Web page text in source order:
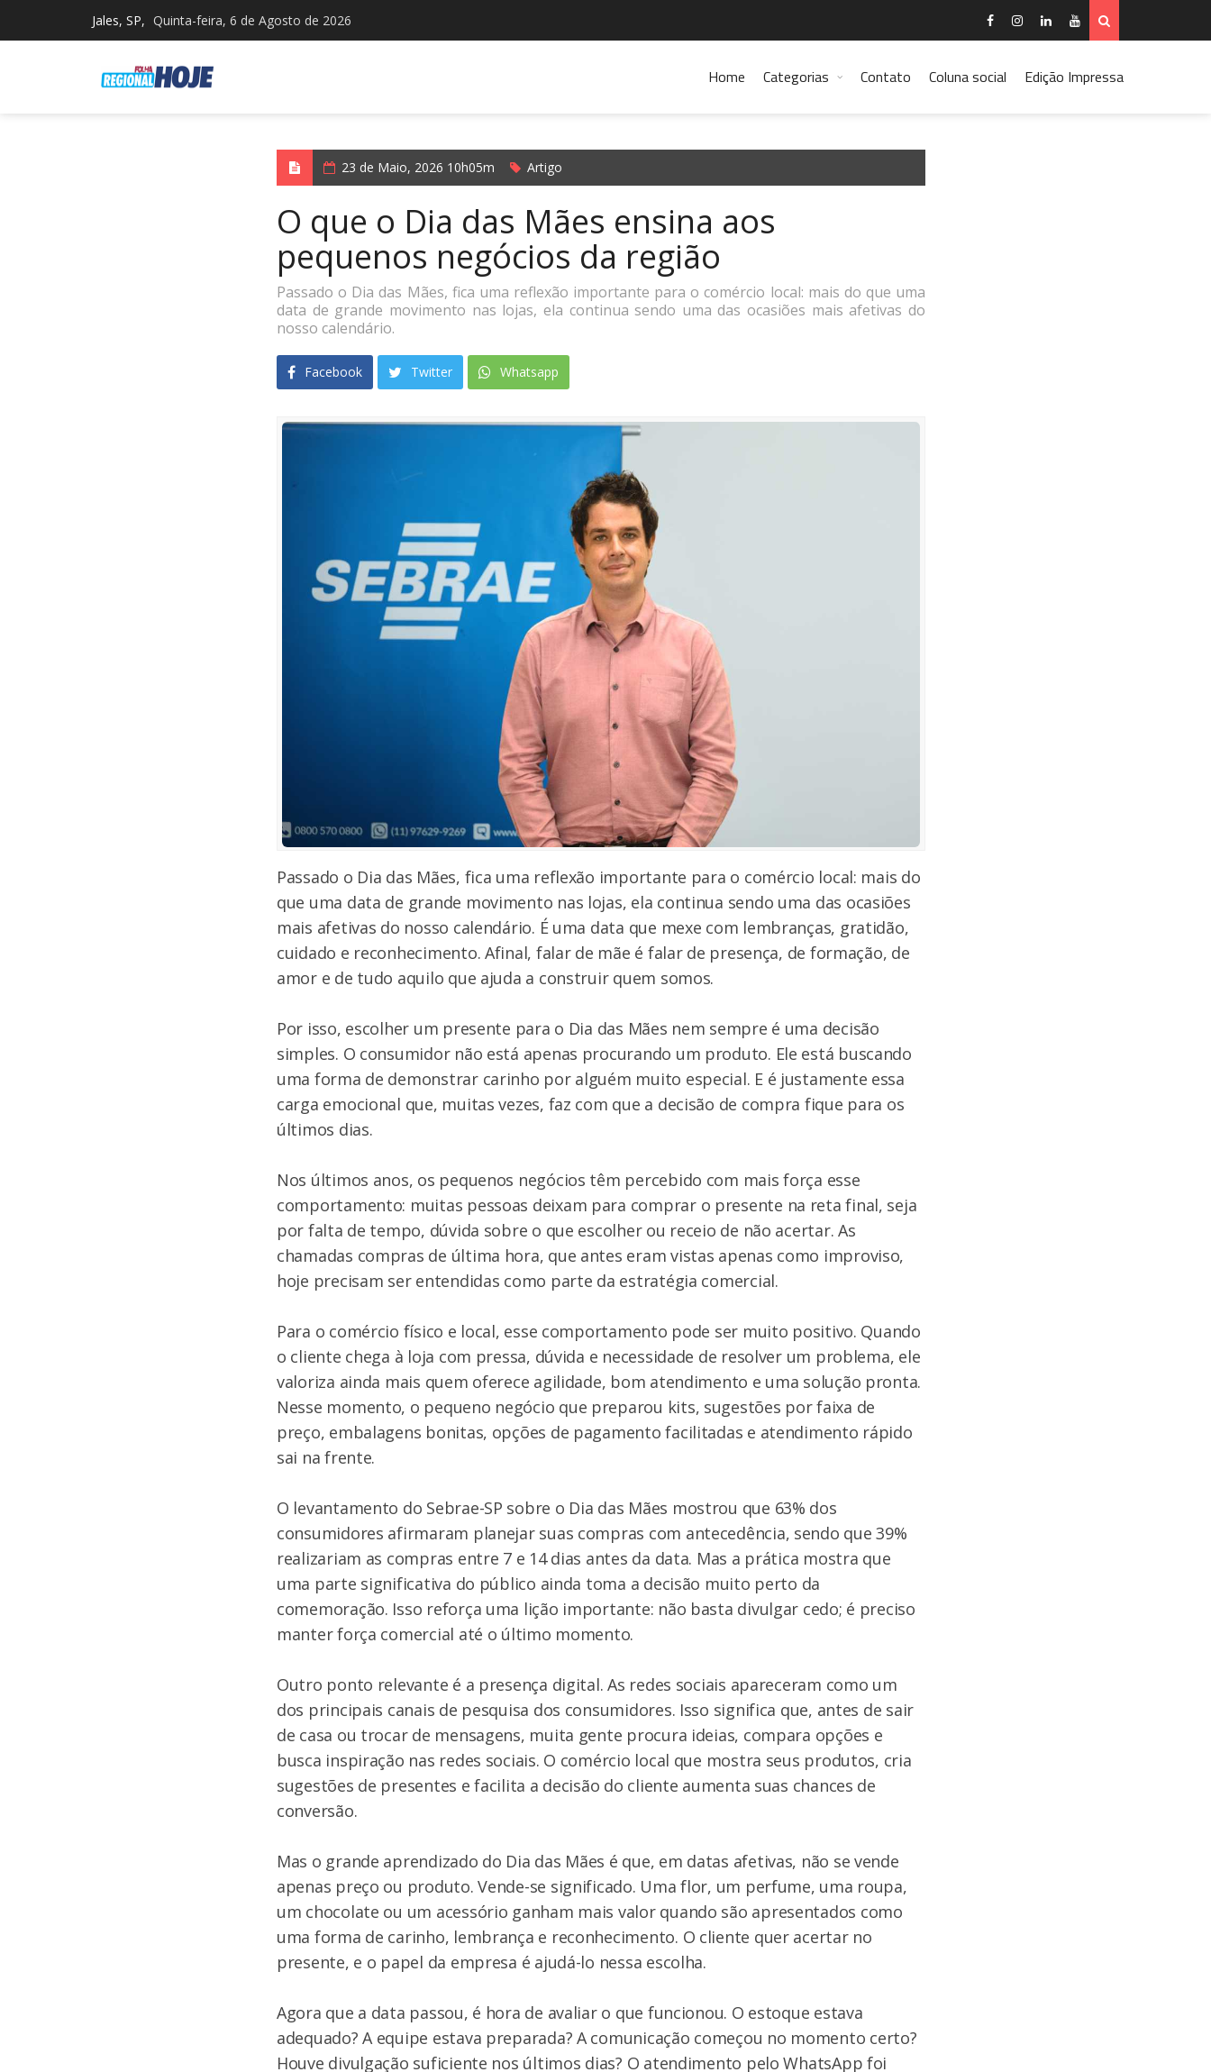
Jales, SP, Quinta-feira, 6 de Agosto de 2026
Home Categorias Contato Coluna social Edição Impressa
23 de Maio, 2026 10h05m Artigo
O que o Dia das Mães ensina aos
pequenos negócios da região
Passado o Dia das Mães, fica uma reflexão importante para o comércio local: mais do que uma
data de grande movimento nas lojas, ela continua sendo uma das ocasiões mais afetivas do
nosso calendário.
Facebook Twitter Whatsapp
Passado o Dia das Mães, fica uma reflexão importante para o comércio local: mais do
que uma data de grande movimento nas lojas, ela continua sendo uma das ocasiões
mais afetivas do nosso calendário. É uma data que mexe com lembranças, gratidão,
cuidado e reconhecimento. Afinal, falar de mãe é falar de presença, de formação, de
amor e de tudo aquilo que ajuda a construir quem somos.
Por isso, escolher um presente para o Dia das Mães nem sempre é uma decisão
simples. O consumidor não está apenas procurando um produto. Ele está buscando
uma forma de demonstrar carinho por alguém muito especial. E é justamente essa
carga emocional que, muitas vezes, faz com que a decisão de compra fique para os
últimos dias.
Nos últimos anos, os pequenos negócios têm percebido com mais força esse
comportamento: muitas pessoas deixam para comprar o presente na reta final, seja
por falta de tempo, dúvida sobre o que escolher ou receio de não acertar. As
chamadas compras de última hora, que antes eram vistas apenas como improviso,
hoje precisam ser entendidas como parte da estratégia comercial.
Para o comércio físico e local, esse comportamento pode ser muito positivo. Quando
o cliente chega à loja com pressa, dúvida e necessidade de resolver um problema, ele
valoriza ainda mais quem oferece agilidade, bom atendimento e uma solução pronta.
Nesse momento, o pequeno negócio que preparou kits, sugestões por faixa de
preço, embalagens bonitas, opções de pagamento facilitadas e atendimento rápido
sai na frente.
O levantamento do Sebrae-SP sobre o Dia das Mães mostrou que 63% dos
consumidores afirmaram planejar suas compras com antecedência, sendo que 39%
realizariam as compras entre 7 e 14 dias antes da data. Mas a prática mostra que
uma parte significativa do público ainda toma a decisão muito perto da
comemoração. Isso reforça uma lição importante: não basta divulgar cedo; é preciso
manter força comercial até o último momento.
Outro ponto relevante é a presença digital. As redes sociais apareceram como um
dos principais canais de pesquisa dos consumidores. Isso significa que, antes de sair
de casa ou trocar de mensagens, muita gente procura ideias, compara opções e
busca inspiração nas redes sociais. O comércio local que mostra seus produtos, cria
sugestões de presentes e facilita a decisão do cliente aumenta suas chances de
conversão.
Mas o grande aprendizado do Dia das Mães é que, em datas afetivas, não se vende
apenas preço ou produto. Vende-se significado. Uma flor, um perfume, uma roupa,
um chocolate ou um acessório ganham mais valor quando são apresentados como
uma forma de carinho, lembrança e reconhecimento. O cliente quer acertar no
presente, e o papel da empresa é ajudá-lo nessa escolha.
Agora que a data passou, é hora de avaliar o que funcionou. O estoque estava
adequado? A equipe estava preparada? A comunicação começou no momento certo?
Houve divulgação suficiente nos últimos dias? O atendimento pelo WhatsApp foi